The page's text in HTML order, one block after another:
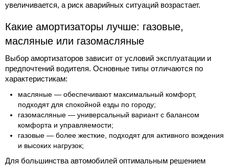
увеличивается, а риск аварийных ситуаций возрастает.
Какие амортизаторы лучше: газовые,
масляные или газомасляные
Выбор амортизаторов зависит от условий эксплуатации и
предпочтений водителя. Основные типы отличаются по
характеристикам:
масляные — обеспечивают максимальный комфорт,
подходят для спокойной езды по городу;
газомасляные — универсальный вариант с балансом
комфорта и управляемости;
газовые — более жесткие, подходят для активного вождения
и высоких нагрузок;
Для большинства автомобилей оптимальным решением